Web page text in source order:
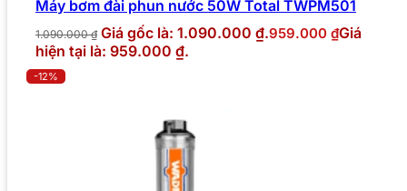
Máy bơm đài phun nước 50W Total TWPM501
1.090.000₫ Giá gốc là: 1.090.000 ₫.959.000 ₫Giá
hiện tại là: 959.000 ₫.
-12%